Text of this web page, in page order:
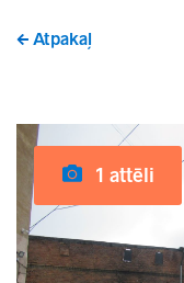
Atpakaļ
1 attēli